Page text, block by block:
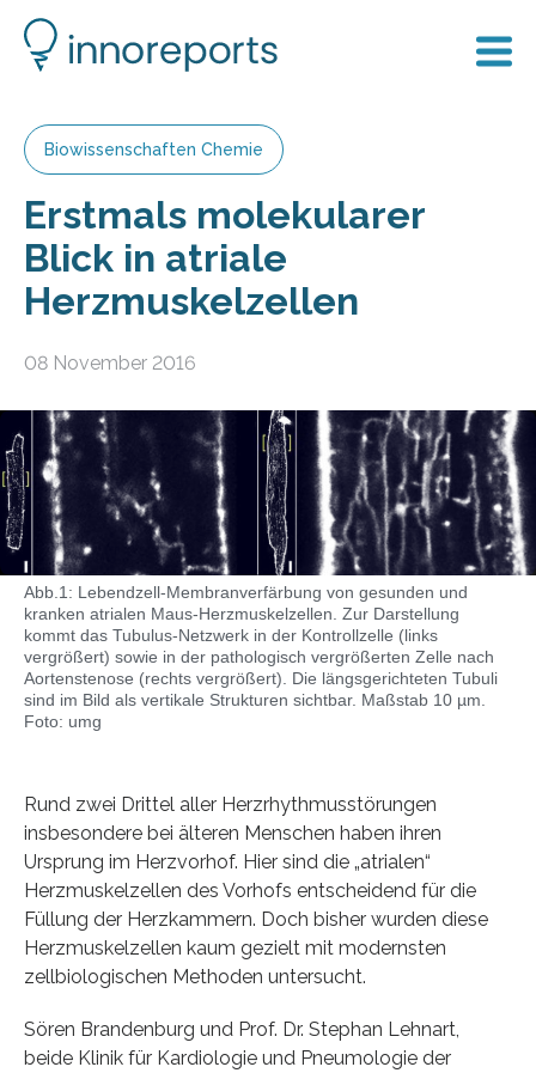
Biowissenschaften Chemie
Erstmals molekularer
Blick in atriale
Herzmuskelzellen
08 November 2016
Abb.1: Lebendzell-Membranverfärbung von gesunden und
kranken atrialen Maus-Herzmuskelzellen. Zur Darstellung
kommt das Tubulus-Netzwerk in der Kontrollzelle (links
vergrößert) sowie in der pathologisch vergrößerten Zelle nach
Aortenstenose (rechts vergrößert). Die längsgerichteten Tubuli
sind im Bild als vertikale Strukturen sichtbar. Maßstab 10 µm.
Foto: umg
Rund zwei Drittel aller Herzrhythmusstörungen
insbesondere bei älteren Menschen haben ihren
Ursprung im Herzvorhof. Hier sind die „atrialen“
Herzmuskelzellen des Vorhofs entscheidend für die
Füllung der Herzkammern. Doch bisher wurden diese
Herzmuskelzellen kaum gezielt mit modernsten
zellbiologischen Methoden untersucht.
Sören Brandenburg und Prof. Dr. Stephan Lehnart,
beide Klinik für Kardiologie und Pneumologie der